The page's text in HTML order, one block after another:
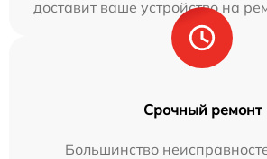
доставит ваше устройство на
Срочный ремонт
Большинство